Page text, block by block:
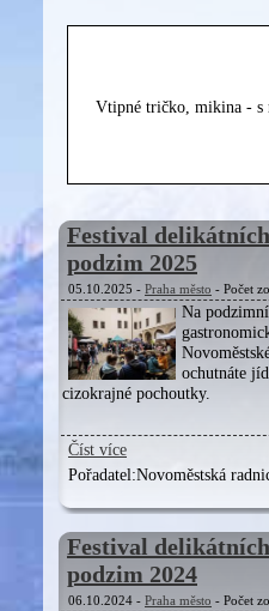
Vtipné tričko, mikina - s
Festival
podzim 2025
05.10.2025 - Praha město - Počet
Na
ochutnáte
cizokrajné pochoutky.
Číst více
Pořadatel:Novoměstská
Festival
podzim 2024
06.10.2024 - Praha město - Počet